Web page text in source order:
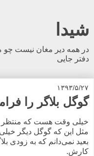
شیدا
در همه دیر مغان نیست چو
دفتر جایی
۱۳۹۳/۵/۲۷
گوگل بلاگر را
خیلی وقت هست که منتظر
مثل این که گوگل دیگر
بعید نمی‌دانم که به زودی
کارش.